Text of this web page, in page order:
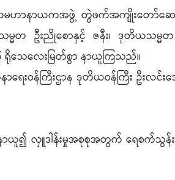
ဟာနာယကအဖွဲ့ တွဲဖက်အကျိုးတော်ဆော
ဦးညိုစောနှင့် ဇနီး၊ ဒုတိယသမ္မတ
ရိုသေလေးမြတ်စွာ နာယူကြသည်။
ရေးဝန်ကြီးဌာန ဒုတိယဝန်ကြီး ဦး
လှူဒါန်းမှုအစုစုအတွက် ရေစက်သွန်းလေ